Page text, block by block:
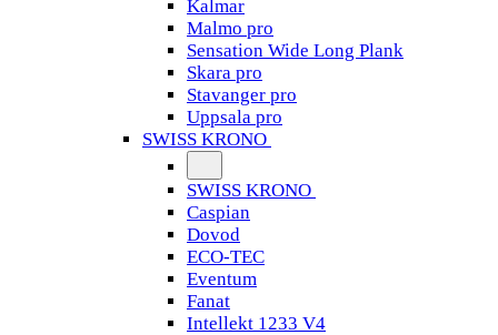
Kalmar
Malmo pro
Sensation Wide Long Plank
Skara pro
Stavanger pro
Uppsala pro
SWISS KRONO
SWISS KRONO
Caspian
Dovod
ECO-TEC
Eventum
Fanat
Intellekt 1233 V4